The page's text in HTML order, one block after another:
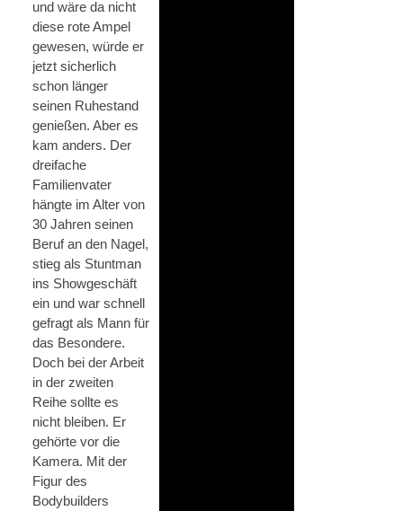
und wäre da nicht
diese rote Ampel
gewesen, würde er
jetzt sicherlich
schon länger
seinen Ruhestand
genießen. Aber es
kam anders. Der
dreifache
Familienvater
hängte im Alter von
30 Jahren seinen
Beruf an den Nagel,
stieg als Stuntman
ins Showgeschäft
ein und war schnell
gefragt als Mann für
das Besondere.
Doch bei der Arbeit
in der zweiten
Reihe sollte es
nicht bleiben. Er
gehörte vor die
Kamera. Mit der
Figur des
Bodybuilders